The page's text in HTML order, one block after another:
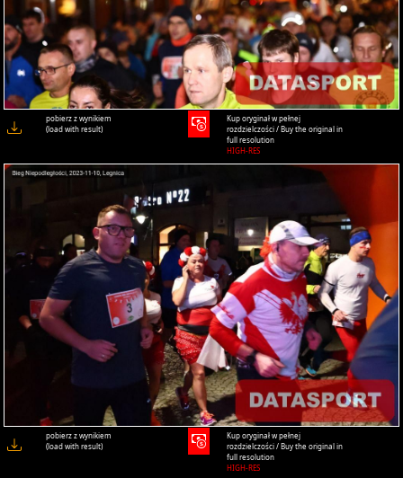
pobierz z wynikiem
(load with result)
Kup oryginał w pełnej
rozdzielczości / Buy the original in
full resolution
HIGH-RES
pobierz z wynikiem
(load with result)
Kup oryginał w pełnej
rozdzielczości / Buy the original in
full resolution
HIGH-RES